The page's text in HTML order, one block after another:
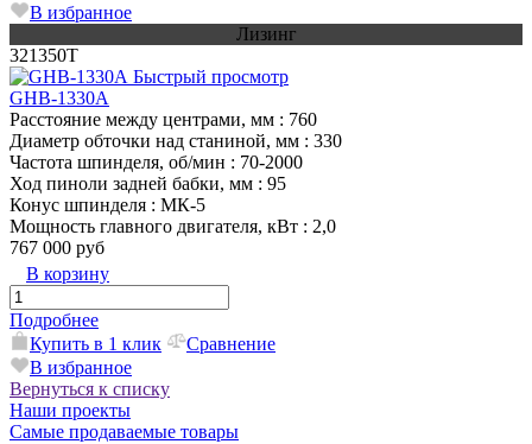
В избранное
Лизинг
321350T
Быстрый просмотр
GHB-1330A
Расстояние между центрами, мм : 760
Диаметр обточки над станиной, мм : 330
Частота шпинделя, об/мин : 70-2000
Ход пиноли задней бабки, мм : 95
Конус шпинделя : МК-5
Мощность главного двигателя, кВт : 2,0
767 000 руб
В корзину
Подробнее
Купить в 1 клик
Сравнение
В избранное
Вернуться к списку
Наши проекты
Самые продаваемые товары